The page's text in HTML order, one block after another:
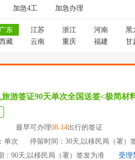
加急4工 加急办理
广东 江苏 浙江 河南 黑
藏 云南 重庆 福建 甘
游签证90天单次全国送签<极简材
最早可办理08-14出行的签证
单次
停留时间：30天,以移民局（署）
：90天,以移民局（署）签发为准
受理